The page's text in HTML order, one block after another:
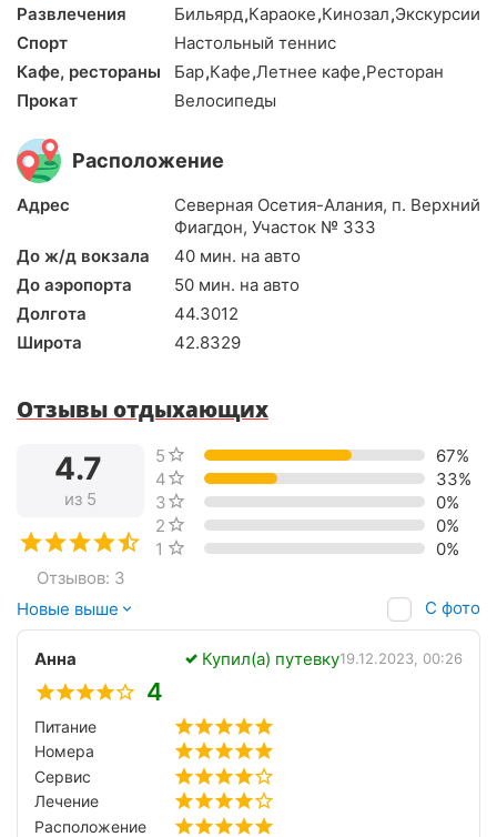
Развлечения Бильярд,Караоке,Кинозал,Экскурсии
Спорт
Настольный теннис
Кафе, рестораны
Бар,Кафе,Летнее кафе,Ресторан
Прокат
Велосипеды
Расположение
Адрес
Северная Осетия-Алания, п. Верхний
Фиагдон, Участок № 333
До ж/д вокзала
40 мин. на авто
До аэропорта
50 мин. на авто
Долгота
44.3012
Широта
42.8329
Отзывы отдыхающих
4.7
из 5
Отзывов: 3
5 звёзд
67%
4 звезды
33%
3 звезды
0%
2 звезды
0%
1 звезда
0%
Новые выше С фото
Анна Купил(а) путевку19.12.2023, 00:26
4
Питание
Номера
Сервис
Лечение
Расположение